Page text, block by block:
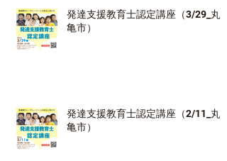
発達支援教育士認定講座（3/29_丸
亀市）
発達支援教育士認定講座（2/11_丸
亀市）